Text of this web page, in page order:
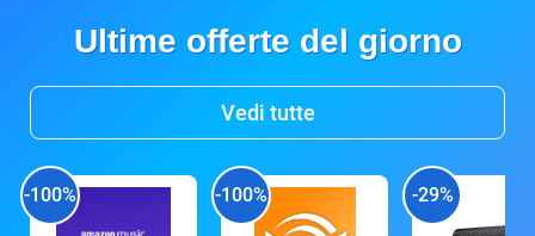
Ultime offerte del giorno
Vedi tutte
-100% -100% -29%